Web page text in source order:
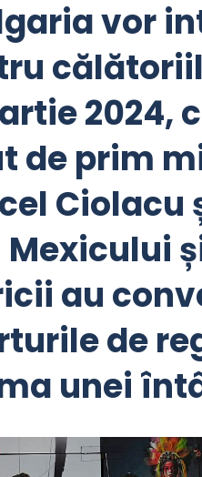
vor
2024,
de prim
Ciolacu
au
de
unei